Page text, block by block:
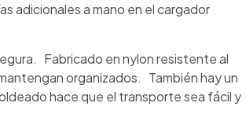
adicionales a mano en el cargador
Fabricado en nylon resistente al
organizados. También hay un
hace que el transporte sea fácil y